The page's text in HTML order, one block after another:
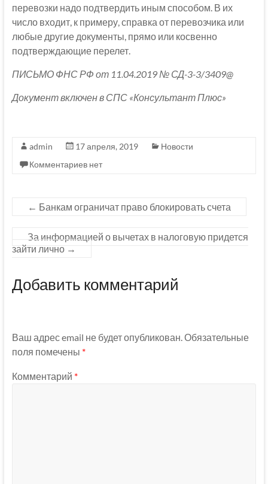
перевозки надо подтвердить иным способом. В их
число входит, к примеру, справка от перевозчика или
любые другие документы, прямо или косвенно
подтверждающие перелет.
ПИСЬМО ФНС РФ от 11.04.2019 № СД-3-3/3409@
Документ включен в СПС «Консультант Плюс»
admin 17 апреля, 2019
Новости
Комментариев нет
← Банкам ограничат право блокировать счета
За информацией о вычетах в налоговую придется
зайти лично →
Добавить комментарий
Ваш адрес email не будет опубликован. Обязательные
поля помечены *
Комментарий *